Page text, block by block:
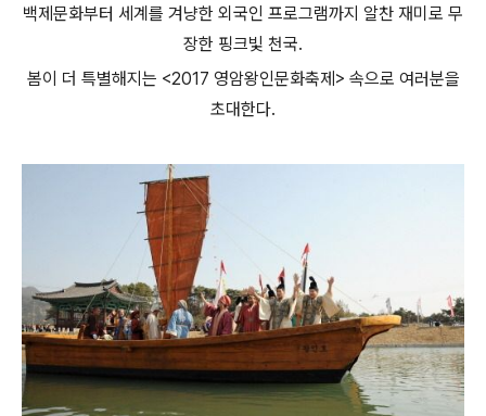
백제문화부터 세계를 겨냥한 외국인 프로그램까지 알찬 재미로 무
장한 핑크빛 천국.
봄이 더 특별해지는 <2017 영암왕인문화축제> 속으로 여러분을
초대한다.